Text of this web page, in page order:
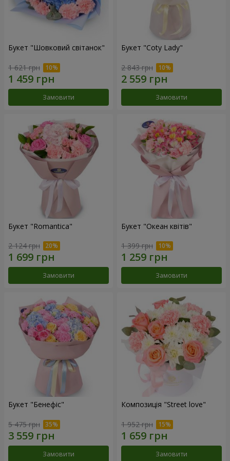
Букет "Шовковий світанок"
1 621 грн
Замовити
Букет "Coty Lady"
2 843 грн
Замовити
Букет "Romantica"
2 124 грн
Замовити
Букет "Океан квітів"
1 399 грн
Замовити
Букет "Бенефіс"
5 475 грн
Замовити
Композиція "Street love"
1 952 грн
Замовити